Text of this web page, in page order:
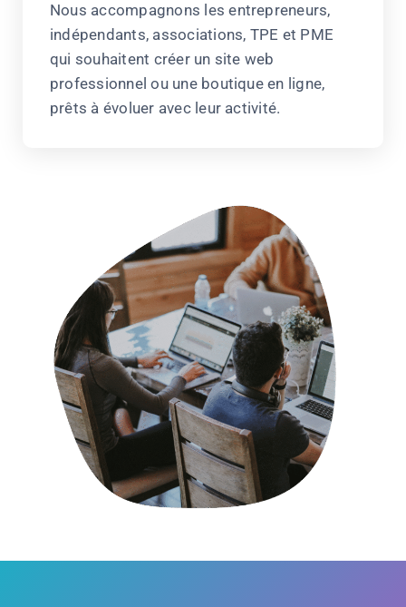
Nous accompagnons les entrepreneurs,
indépendants, associations, TPE et PME
qui souhaitent créer un site web
professionnel ou une boutique en ligne,
prêts à évoluer avec leur activité.